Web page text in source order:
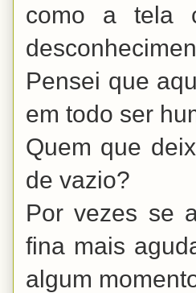
como a tela
Pensei que
em todo ser
Quem que
de vazio?
Por vezes se
fina mais
algum